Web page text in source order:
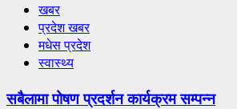
खबर
प्रदेश खबर
मधेस प्रदेश
स्वास्थ्य
सबैलामा पोषण प्रदर्शन कार्यक्रम सम्पन्न